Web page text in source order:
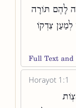
לָהֶם תּוֹרָה
צִדְקוֹ
Full Text and
Horayot 1:1